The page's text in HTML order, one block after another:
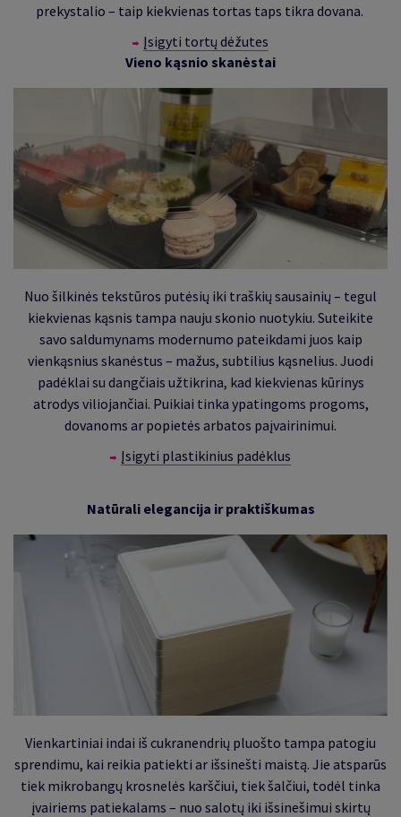
prekystalio – taip kiekvienas tortas taps tikra dovana.
Įsigyti tortų dėžutes
Vieno kąsnio skanėstai
Nuo šilkinės tekstūros putėsių iki traškių sausainių – tegul
kiekvienas kąsnis tampa nauju skonio nuotykiu. Suteikite
savo saldumynams modernumo pateikdami juos kaip
vienkąsnius skanėstus – mažus, subtilius kąsnelius. Juodi
padėklai su dangčiais užtikrina, kad kiekvienas kūrinys
atrodys viliojančiai. Puikiai tinka ypatingoms progoms,
dovanoms ar popietės arbatos paįvairinimui.
Įsigyti plastikinius padėklus
Natūrali elegancija ir praktiškumas
Vienkartiniai indai iš cukranendrių pluošto tampa patogiu
sprendimu, kai reikia patiekti ar išsinešti maistą. Jie atsparūs
tiek mikrobangų krosnelės karščiui, tiek šalčiui, todėl tinka
įvairiems patiekalams – nuo salotų iki išsinešimui skirtų